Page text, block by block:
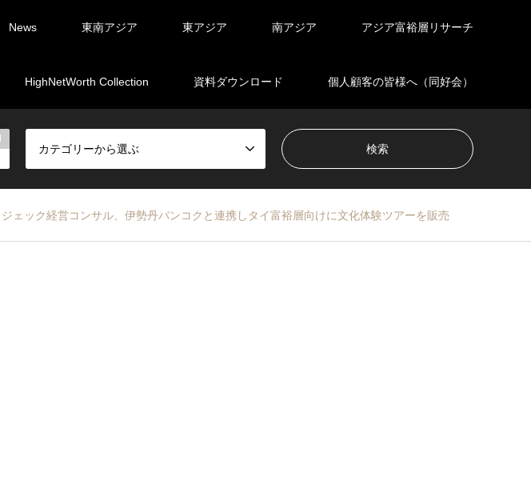
News 東南アジア 東アジア 南アジア アジア富裕層リサーチ
HighNetWorth Collection 資料ダウンロード 個人顧客の皆様へ（同好会）
カテゴリーから選ぶ
ジェック経営コンサル、伊勢丹バンコクと連携しタイ富裕層向けに文化体験ツアーを販売